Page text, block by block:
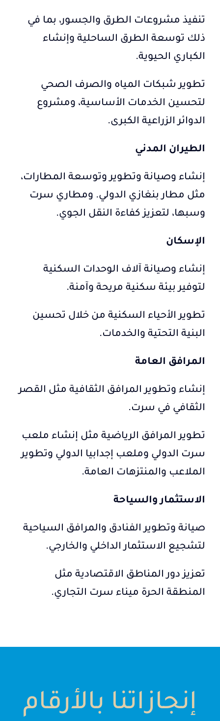
تنفيذ مشروعات الطرق والجسور، بما في
ذلك توسعة الطرق الساحلية وإنشاء
الكباري الحيوية.
تطوير شبكات المياه والصرف الصحي
لتحسين الخدمات الأساسية، ومشروع
الدوائر الزراعية الكبرى.
الطيران المدني
إنشاء وصيانة وتطوير وتوسعة المطارات،
مثل مطار بنغازي الدولي. ومطاري سرت
وسبها، لتعزيز كفاءة النقل الجوي.
الإسكان
إنشاء وصيانة آلاف الوحدات السكنية
لتوفير بيئة سكنية مريحة وآمنة.
تطوير الأحياء السكنية من خلال تحسين
البنية التحتية والخدمات.
المرافق العامة
إنشاء وتطوير المرافق الثقافية مثل القصر
الثقافي في سرت.
تطوير المرافق الرياضية مثل إنشاء ملعب
سرت الدولي وملعب إجدابيا الدولي وتطوير
الملاعب والمنتزهات العامة.
الاستثمار والسياحة
صيانة وتطوير الفنادق والمرافق السياحية
لتشجيع الاستثمار الداخلي والخارجي.
تعزيز دور المناطق الاقتصادية مثل
المنطقة الحرة ميناء سرت التجاري.
إنجازاتنا بالأرقام